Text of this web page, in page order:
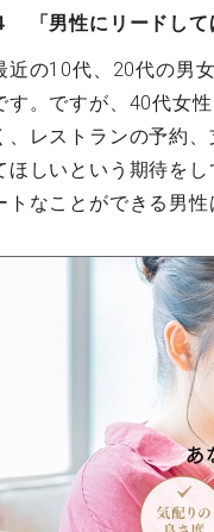
「男性にリードして
近の10代、20代の男
す。ですが、40代女
、レストランの予約
ほしいという期待を
トなことができる男性